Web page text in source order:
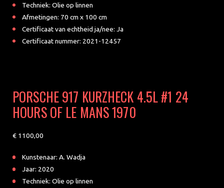
Techniek: Olie op linnen
Afmetingen: 70 cm x 100 cm
Certificaat van echtheid ja/nee: Ja
Certificaat nummer: 2021-12457
PORSCHE 917 KURZHECK 4.5L #1 24
HOURS OF LE MANS 1970
1100
Kunstenaar: A. Wadja
Jaar: 2020
Techniek: Olie op linnen